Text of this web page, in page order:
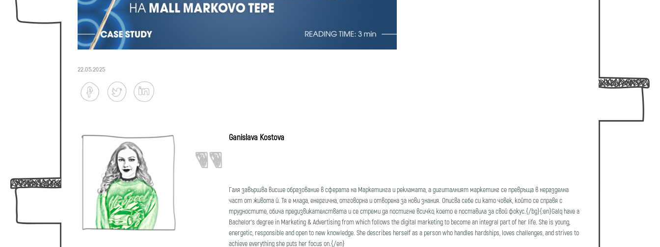
22.05.2025
Ganislava Kostova
Галя завършва висше образование в сферата на Маркетинга и рекламата, a дигиталният маркетинг се превръща в неразделна
част от живота й. Тя е млада, енергична, отговорна и отворена за нови знания. Описва себе си като човек, който се справя с
трудностите, обича предизвикателствата и се стреми да постигне всичко, което е поставила за свой фокус.{/bg}{:en}Galq have a
Bachelor's degree in Marketing & Advertising from which follows the digital marketing to become an integral part of her life. She is young,
energetic, responsible and open to new knowledge. She describes herself as a person who handles hardships, loves challenges, and strives to
achieve everything she puts her focus on.{/en}